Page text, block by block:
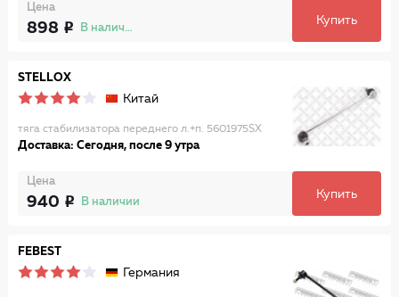
Цена
898 В наличии
Купить
STELLOX
Китай
тяга стабилизатора переднего л.+п. 5601975SX
Доставка: Сегодня, после 9 утра
Цена
940 В наличии
Купить
FEBEST
Германия